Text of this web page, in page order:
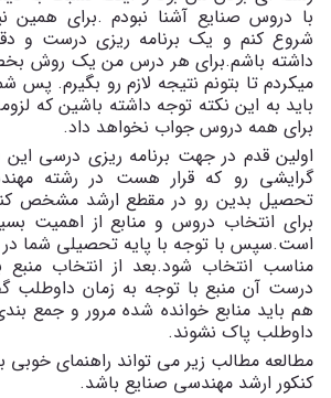
با دروس صنایع آشنا نبودم .برای همین
شروع کنم و یک برنامه ریزی درست و
داشته باشم.برای هر درس من یک روش
میکردم تا بتونم نتیجه لازم رو بگیرم. پس
باید به این نکته توجه داشته باشین که
برای همه دروس جواب نخواهد داد.
اولین قدم در جهت برنامه ریزی درسی
گرایشی رو که قرار هست در رشته
تحصیل بدین رو در مقطع ارشد مشخص
برای انتخاب دروس و منابع از اهمیت
است.سپس با توجه با پایه تحصیلی شما در
مناسب انتخاب شود.بعد از انتخاب منبع
درست آن منبع با توجه به زمان داوطلب
هم باید منابع خوانده شده مرور و جمع
داوطلب پاک نشوند.
مطالعه مطالب زیر می تواند راهنمای خوبی
کنکور ارشد مهندسی صنایع باشد.